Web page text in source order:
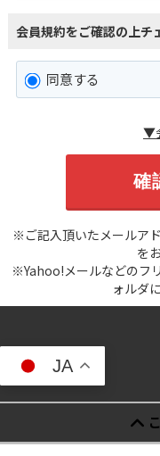
会員規約をご確認の上チ
同意する
▼
※ご記入頂いたメールア
を
※Yahoo!メールなどのフ
ォルダ
JA